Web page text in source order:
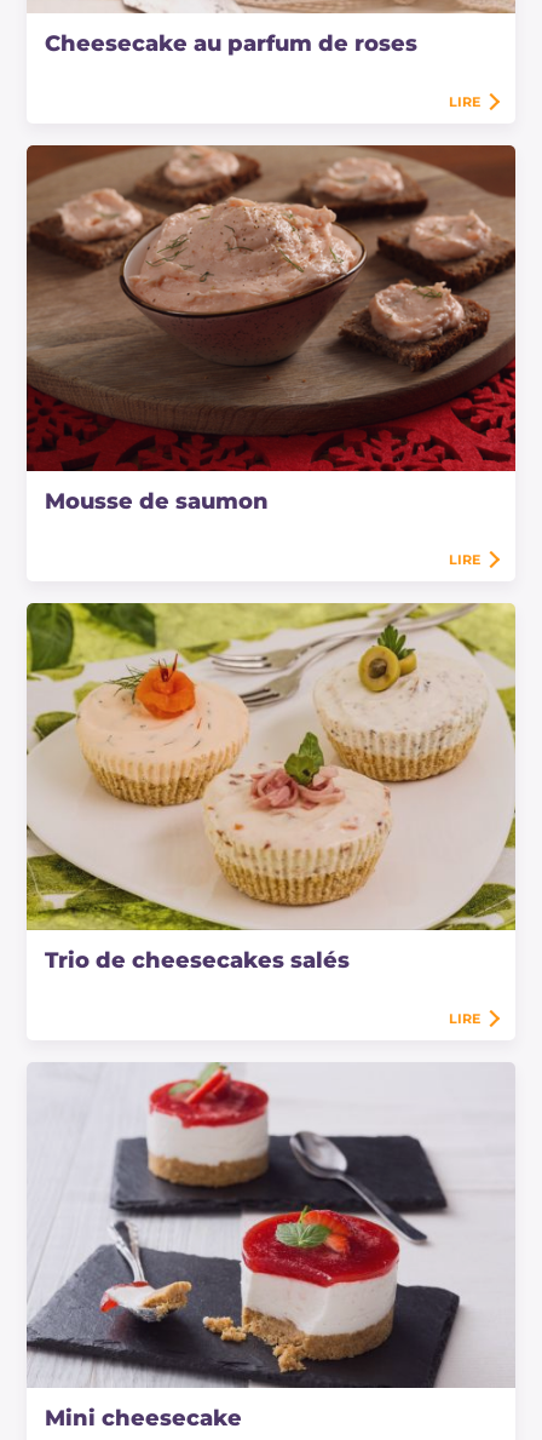
Cheesecake au parfum de roses
LIRE
Mousse de saumon
LIRE
Trio de cheesecakes salés
LIRE
Mini cheesecake